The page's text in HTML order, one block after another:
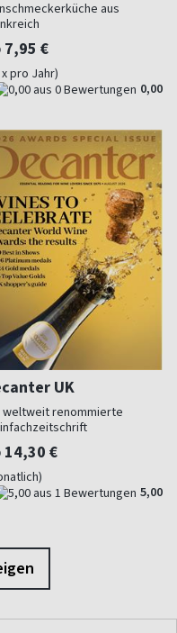
aus
7,95 €
pro Jahr)
0,00
UK
weltweit renommierte
14,30 €
5,00